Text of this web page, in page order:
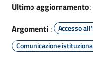
Ultimo aggiornamento
Argomenti :
Accesso
Comunicazione